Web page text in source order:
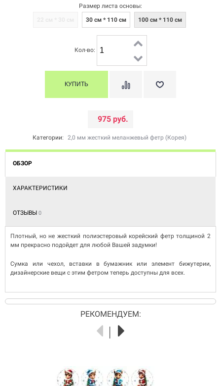
Размер листа основы:
30 см * 110 см 100 см * 110 см
Кол-во:
975 руб.
Категории: 2,0 мм жесткий меланжевый фетр (Корея)
ОБЗОР
ХАРАКТЕРИСТИКИ
ОТЗЫВЫ 0
Плотный, но не жесткий полиэстеровый корейский фетр толщиной 2
мм прекрасно подойдет для любой Вашей задумки!
Сумка или чехол, вставки в бумажник или элемент бижутерии,
дизайнерские вещи с этим фетром теперь доступны для всех.
РЕКОМЕНДУЕМ: